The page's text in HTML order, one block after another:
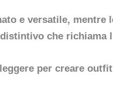
e versatile, mentre
che richiama
per creare